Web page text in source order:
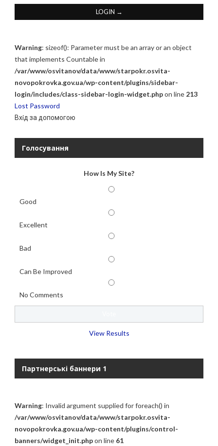
Warning: sizeof(): Parameter must be an array or an object
that implements Countable in
/var/www/osvitanov/data/www/starpokr.osvita-
novopokrovka.gov.ua/wp-content/plugins/sidebar-
login/includes/class-sidebar-login-widget.phpon line 213
Lost Password
Вхiд за допомогою
Голосування
How Is My Site?
Good
Excellent
Bad
Can Be Improved
No Comments
View Results
Партнерські баннери 1
Warning: Invalid argument supplied for foreach() in
/var/www/osvitanov/data/www/starpokr.osvita-
novopokrovka.gov.ua/wp-content/plugins/control-
banners/widget_init.phpon line 61